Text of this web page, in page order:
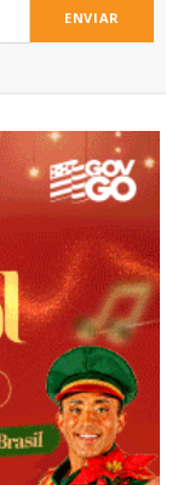
ENVIAR